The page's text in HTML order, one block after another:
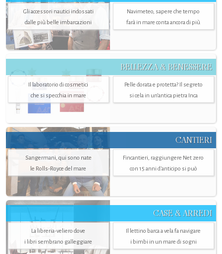
Gli accessori nautici indossati
dalle più belle imbarcazioni
Navimeteo, sapere che tempo
farà in mare conta ancora di più
BELLEZZA & BENESSERE
Il laboratorio di cosmetici
che si specchia in mare
Pelle dorata e protetta? Il segreto
si cela in un’antica pietra Inca
CANTIERI
Sangermani, qui sono nate
le Rolls-Royce del mare
Fincantieri, raggiungere Net zero
con 15 anni d'anticipo si può
CASE & ARREDI
La libreria-veliero dove
i libri sembrano galleggiare
Il lettino barca a vela fa navigare
i bimbi in un mare di sogni